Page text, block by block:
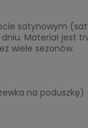
satynowym
Materiał jest
wiele sezonów.
na poduszkę)